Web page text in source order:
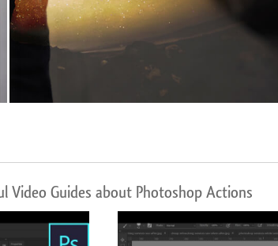
Video Guides about Photoshop Actions